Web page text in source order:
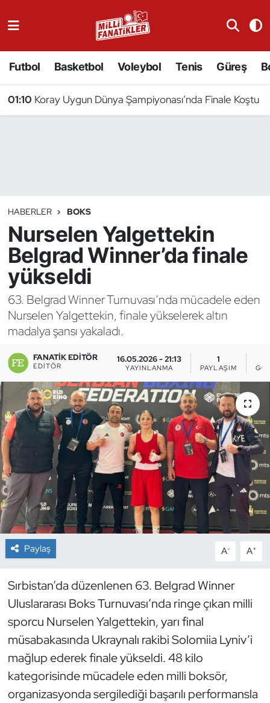
Futbol Basketbol Voleybol Tenis Güreş
01:10 Koray Uygun Dünya Şampiyonası’nda Finale Koştu
HABERLER BOKS
Nurselen Yalgettekin
Belgrad Winner’da finale
yükseldi
63. Belgrad Winner Turnuvası’nda mücadele eden
Nurselen Yalgettekin, finale yükselerek altın
madalya şansı yakaladı.
FANATIK EDITÖR
EDITÖR
16.05.2026 - 21:13
YAYINLANMA
1
PAYLAŞIM
Paylaş A- A+
Sırbistan’da düzenlenen 63. Belgrad Winner
Uluslararası Boks Turnuvası’nda ringe çıkan milli
sporcu Nurselen Yalgettekin, yarı final
müsabakasında Ukraynalı rakibi Solomiia Lyniv’i
mağlup ederek finale yükseldi. 48 kilo
kategorisinde mücadele eden milli boksör,
organizasyonda sergilediği başarılı performansla
Badminton
Binicilik
Bisiklet
Boks
Briç
Buz Hokeyi
Buz Pateni
Çim Hokeyi
Cimnastik
Curling
Dağcılık
Dövüş Sanatı
E-Spor
Eskrim
Futbol